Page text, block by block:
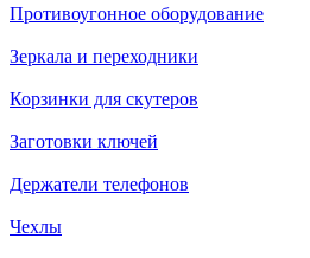
Противоугонное оборудование
Зеркала и переходники
Корзинки для скутеров
Заготовки ключей
Держатели телефонов
Чехлы